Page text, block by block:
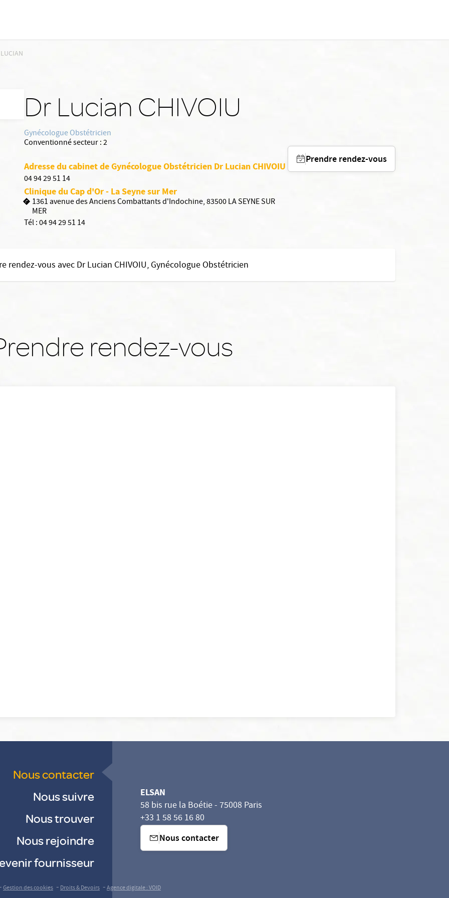
vos Options
paramètres de confidentialité, en garantissant la conformité avec les réglementations. Personnalisez vos
Dr Lucian CHIVOIU
Gynécologue Obstétricien
Conventionné secteur :2
Adresse du cabinet de Gynécologue Obstétricien Dr Lucian CHIVOIU
04 94 29 51 14
Clinique du Cap d'Or - La Seyne sur Mer
1361 avenue des Anciens Combattants d'Indochine, 83500 LA SEYNE SUR
MER
Tél :04 94 29 51 14
Prendre rendez-vous
rendez-vous avec Dr Lucian CHIVOIU, Gynécologue Obstétricien
rendez-vous
Nous contacter
Nous suivre
Nous trouver
Nous rejoindre
fournisseur
ELSAN
58 bis rue la Boétie - 75008 Paris
+33 1 58 56 16 80
Nous contacter
Gestion des cookies -Droits & Devoirs -Agence digitale : VOID